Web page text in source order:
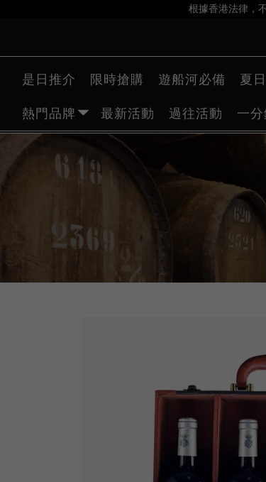
根據香港法律，
是日推介 限時搶購 遊船河必備 夏
熱門品牌 最新活動 過往活動 一